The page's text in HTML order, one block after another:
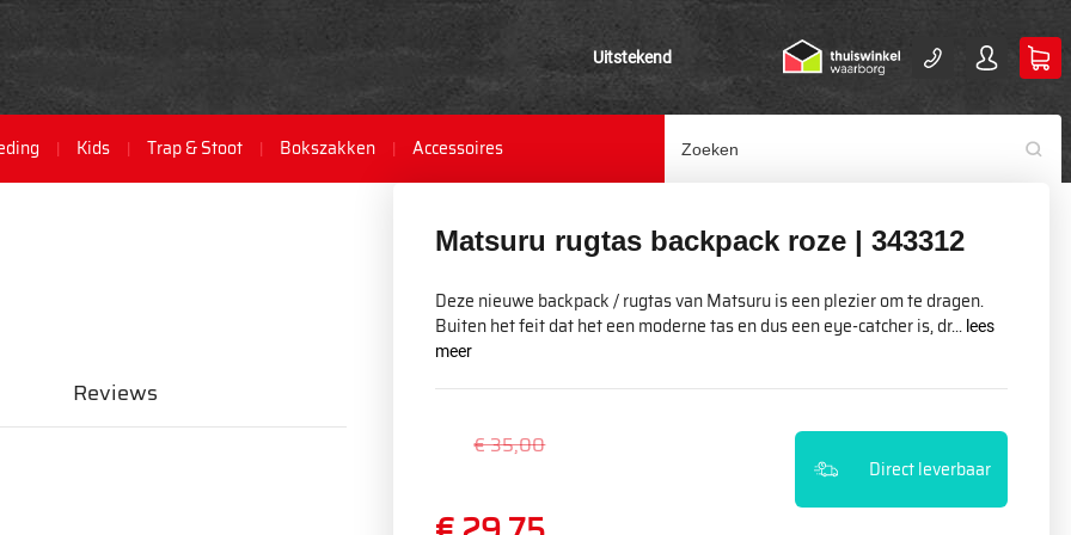
Uitstekend
Kids Trap & Stoot Bokszakken Accessoires
Matsuru rugtas backpack roze | 343312
Deze nieuwe backpack / rugtas van Matsuru is een plezier om te dragen.
Buiten het feit dat het een moderne tas en dus een eye-catcher is, dr... lees
meer
€ 35,00
Direct leverbaar
Reviews